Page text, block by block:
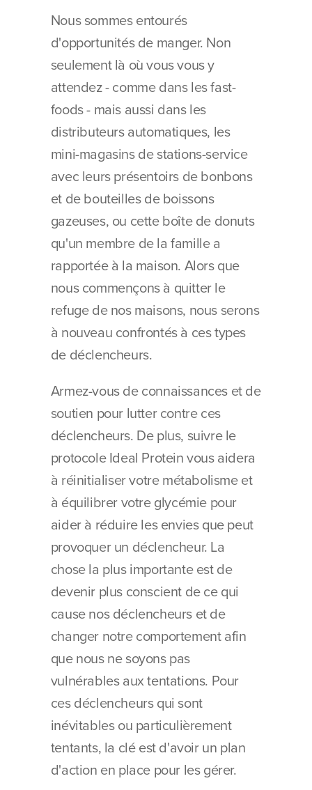
Nous sommes entourés
d'opportunités de manger. Non
seulement là où vous vous y
attendez - comme dans les fast-
foods - mais aussi dans les
distributeurs automatiques, les
mini-magasins de stations-service
avec leurs présentoirs de bonbons
et de bouteilles de boissons
gazeuses, ou cette boîte de donuts
qu'un membre de la famille a
rapportée à la maison. Alors que
nous commençons à quitter le
refuge de nos maisons, nous serons
à nouveau confrontés à ces types
de déclencheurs.
Armez-vous de connaissances et de
soutien pour lutter contre ces
déclencheurs. De plus, suivre le
protocole Ideal Protein vous aidera
à réinitialiser votre métabolisme et
à équilibrer votre glycémie pour
aider à réduire les envies que peut
provoquer un déclencheur. La
chose la plus importante est de
devenir plus conscient de ce qui
cause nos déclencheurs et de
changer notre comportement afin
que nous ne soyons pas
vulnérables aux tentations. Pour
ces déclencheurs qui sont
inévitables ou particulièrement
tentants, la clé est d'avoir un plan
d'action en place pour les gérer.